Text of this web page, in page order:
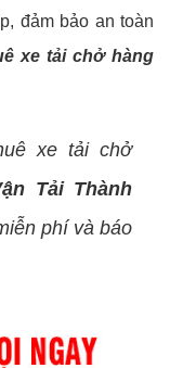
đảm bảo an toàn
xe tải chở hàng
xe tải chở
Tải Thành
phí và báo